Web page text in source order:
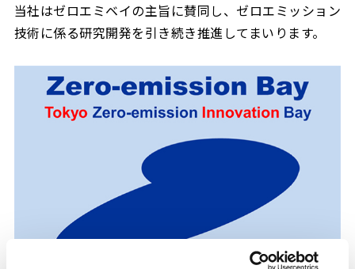
当社はゼロエミベイの主旨に賛同し、ゼロエミッション
技術に係る研究開発を引き続き推進してまいります。